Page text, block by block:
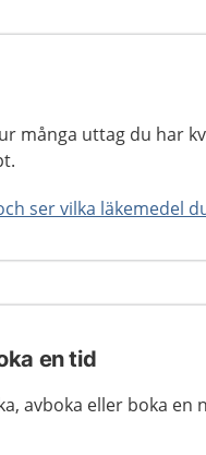
många uttag du har
ser vilka läkemedel
en tid
avboka eller boka en